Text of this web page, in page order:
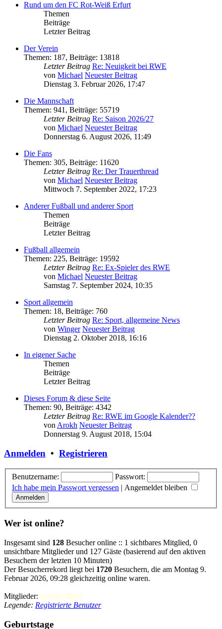
Rund um den FC Rot-Weiß Erfurt
Themen
Beiträge
Letzter Beitrag
Der Verein
Themen: 187, Beiträge: 13818
Letzter Beitrag Re: Neuigkeit bei RWE
von Michael Neuester Beitrag
Dienstag 3. Februar 2026, 17:47
Die Mannschaft
Themen: 941 , Beiträge: 55719
Letzter Beitrag Re: Saison 2026/27
von Michael Neuester Beitrag
Donnerstag 6. August 2026, 11:49
Die Fans
Themen: 305, Beiträge: 11620
Letzter Beitrag Re: Der Trauerthread
von Michael Neuester Beitrag
Mittwoch 7. September 2022, 17:23
Anderer Fußball und anderer Sport
Themen
Beiträge
Letzter Beitrag
Fußball allgemein
Themen: 225, Beiträge: 19592
Letzter Beitrag Re: Ex-Spieler des RWE
von Michael Neuester Beitrag
Samstag 7. September 2024, 10:35
Sport allgemein
Themen: 18, Beiträge: 760
Letzter Beitrag Re: Sport, allgemeine News
von Winger Neuester Beitrag
Dienstag 2. Oktober 2018, 16:16
In eigener Sache
Themen
Beiträge
Letzter Beitrag
Dieses Forum & diese Seite
Themen: 90, Beiträge: 4342
Letzter Beitrag Re: RWE im Google Kalender??
von Arokh Neuester Beitrag
Donnerstag 9. August 2018, 15:04
Anmelden • Registrieren
Benutzername:
Passwort:
Ich habe mein Passwort vergessen | Angemeldet bleiben
Wer ist online?
Insgesamt sind 128 Besucher online :: 1 sichtbares Mitglied, 0
unsichtbare Mitglieder und 127 Gäste (basierend auf den aktiven
Besuchern der letzten 10 Minuten)
Der Besucherrekord liegt bei 1720 Besuchern, die am Montag 9.
Februar 2026, 09:28 gleichzeitig online waren.
Mitglieder: Google [Bot]
Legende: Registrierte Benutzer
Geburtstage